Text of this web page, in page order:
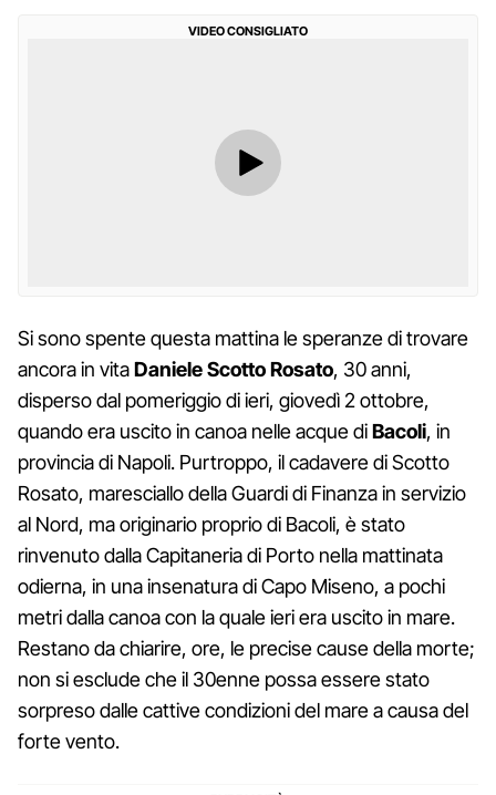
VIDEO CONSIGLIATO
Si sono spente questa mattina le speranze di trovare
ancora in vitaDaniele Scotto Rosato, 30 anni,
disperso dal pomeriggio di ieri, giovedì 2 ottobre,
quando era uscito in canoa nelle acque diBacoli, in
provincia di Napoli. Purtroppo, il cadavere di Scotto
Rosato, maresciallo della Guardi di Finanza in servizio
al Nord, ma originario proprio di Bacoli, è stato
rinvenuto dalla Capitaneria di Porto nella mattinata
odierna, in una insenatura di Capo Miseno, a pochi
metri dalla canoa con la quale ieri era uscito in mare.
Restano da chiarire, ore, le precise cause della morte;
non si esclude che il 30enne possa essere stato
sorpreso dalle cattive condizioni del mare a causa del
forte vento.